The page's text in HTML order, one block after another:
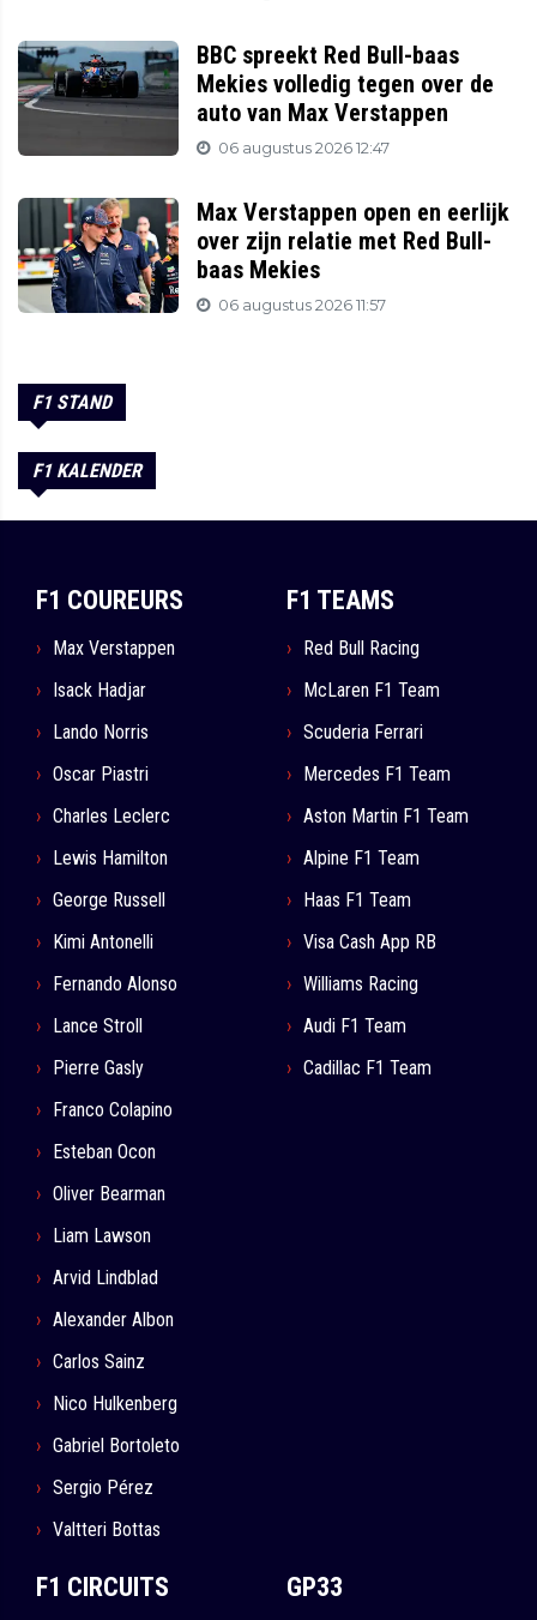
BBC spreekt Red Bull-baas
Mekies volledig tegen over de
auto van Max Verstappen
06 augustus 2026 12:47
Max Verstappen open en eerlijk
over zijn relatie met Red Bull-
baas Mekies
06 augustus 2026 11:57
F1 STAND
F1 KALENDER
F1 COUREURS
Max Verstappen
Isack Hadjar
Lando Norris
Oscar Piastri
Charles Leclerc
Lewis Hamilton
George Russell
Kimi Antonelli
Fernando Alonso
Lance Stroll
Pierre Gasly
Franco Colapino
Esteban Ocon
Oliver Bearman
Liam Lawson
Arvid Lindblad
Alexander Albon
Carlos Sainz
Nico Hulkenberg
Gabriel Bortoleto
Sergio Pérez
Valtteri Bottas
F1 TEAMS
Red Bull Racing
McLaren F1 Team
Scuderia Ferrari
Mercedes F1 Team
Aston Martin F1 Team
Alpine F1 Team
Haas F1 Team
Visa Cash App RB
Williams Racing
Audi F1 Team
Cadillac F1 Team
F1 CIRCUITS GP33